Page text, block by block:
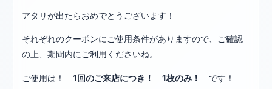
アタリが出たらおめでとうございます！
それぞれのクーポンにご使用条件がありますので、ご確認
の上、期間内にご利用くださいね。
ご使用は！1回のご来店につき！ 1枚のみ！ です！